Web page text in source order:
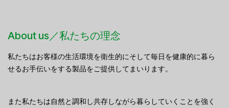
About us／私たちの理念
私たちはお客様の生活環境を衛生的にそして毎日を健康的に暮ら
せるお手伝いをする製品をご提供してまいります。
また私たちは自然と調和し共存しながら暮らしていくことを強く